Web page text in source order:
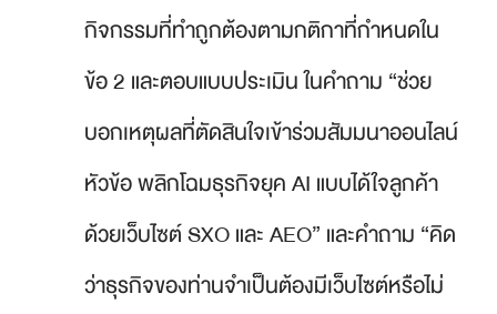
กิจกรรมที่ทำถูกต้องตามกติกาที่กำหนดใน
ข้อ 2 และตอบแบบประเมิน ในคำถาม “ช่วย
บอกเหตุผลที่ตัดสินใจเข้าร่วมสัมมนาออนไลน์
หัวข้อ พลิกโฉมธุรกิจยุค AI แบบได้ใจลูกค้า
ด้วยเว็บไซต์ SXO และ AEO” และคำถาม “คิด
ว่าธุรกิจของท่านจำเป็นต้องมีเว็บไซต์หรือไม่